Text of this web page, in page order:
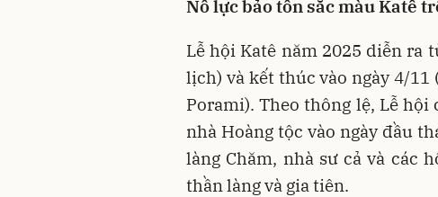
Nỗ lực bảo tồn sắc màu Katê
Lễ hội Katê năm 2025 diễn ra
lịch) và kết thúc vào ngày 4/
Porami). Theo thông lệ, Lễ
nhà Hoàng tộc vào ngày đầu
làng Chăm, nhà sư cả và các
thần làng và gia tiên.